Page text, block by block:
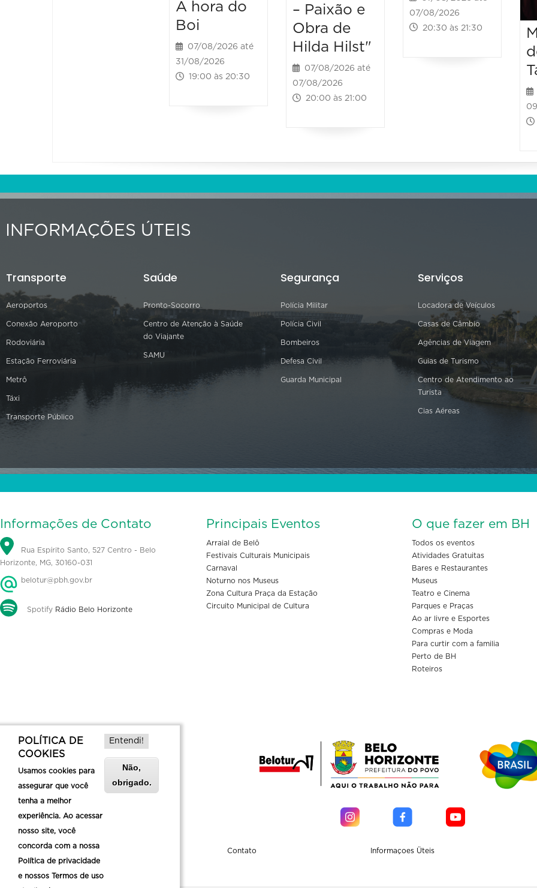
A hora do
Boi
07/08/2026 até
31/08/2026
19:00 às 20:30
– Paixão e
Obra de
Hilda Hilst"
07/08/2026 até
07/08/2026
20:00 às 21:00
07/08/2026
20:30 às 21:30
INFORMAÇÕES ÚTEIS
Transporte
Aeroportos
Conexão Aeroporto
Rodoviária
Estação Ferroviária
Metrô
Táxi
Transporte Público
Saúde
Pronto-Socorro
Centro de Atenção à Saúde
do Viajante
SAMU
Segurança
Polícia Militar
Polícia Civil
Bombeiros
Defesa Civil
Guarda Municipal
Serviços
Locadora de Veículos
Casas de Câmbio
Agências de Viagem
Guias de Turismo
Centro de Atendimento ao
Turista
Cias Aéreas
Informações de Contato
Rua Espírito Santo, 527 Centro - Belo
Horizonte, MG, 30160-031
belotur@pbh.gov.br
Spotify Rádio Belo Horizonte
Principais Eventos
Arraial de Belô
Festivais Culturais Municipais
Carnaval
Noturno nos Museus
Zona Cultura Praça da Estação
Circuito Municipal de Cultura
O que fazer em BH
Todos os eventos
Atividades Gratuitas
Bares e Restaurantes
Museus
Teatro e Cinema
Parques e Praças
Ao ar livre e Esportes
Compras e Moda
Para curtir com a familia
Perto de BH
Roteiros
Sobre a Belotur Contato Informaçoes Üteis
POLÍTICA DE
COOKIES
Usamos cookies para
assegurar que você
tenha a melhor
experiência. Ao acessar
nosso site, você
concorda com a nossa
Política de privacidade
e nossos Termos de uso
Entendi!
Não,
obrigado.